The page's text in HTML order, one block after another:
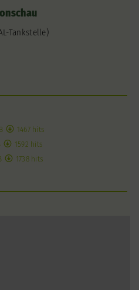
Tankstelle)
1467 hits
1592 hits
1738 hits